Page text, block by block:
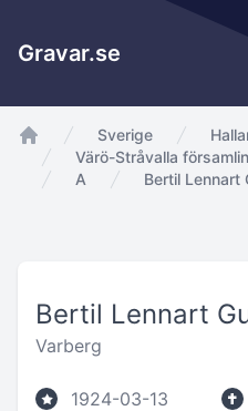
Gravar.se
app.Start
Sverige
Värö-Stråvalla
A
Bertil Lennart
Bertil Lennart
Varberg
1924-03-13